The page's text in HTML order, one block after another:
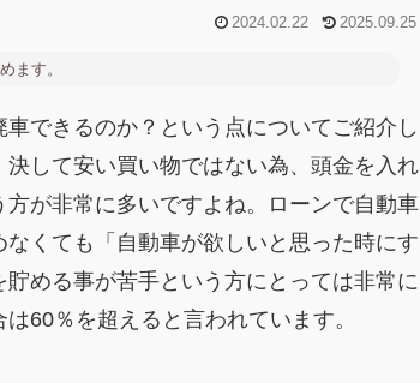
2024.02.22 2025.09.25
ます。
できるのか？という点についてご紹介し
して安い買い物ではない為、頭金を入れ
が非常に多いですよね。ローンで自動車
くても「自動車が欲しいと思った時にす
める事が苦手という方にとっては非常に
60％を超えると言われています。